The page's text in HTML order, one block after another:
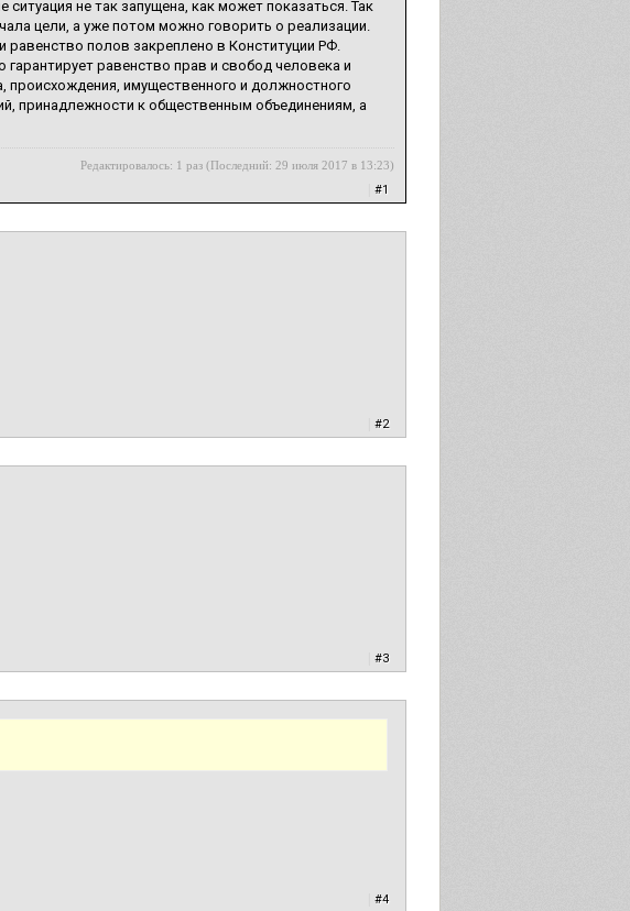
не так запущена, как может показаться. Так
цели, а уже потом можно говорить о реализации.
равенство полов закреплено в Конституции РФ.
равенство прав и свобод человека и
происхождения, имущественного и должностного
принадлежности к общественным объединениям, а
Редактировалось: 1 раз (Последний: 29 июля 2017 в 13:23)
#1
#2
#3
#4